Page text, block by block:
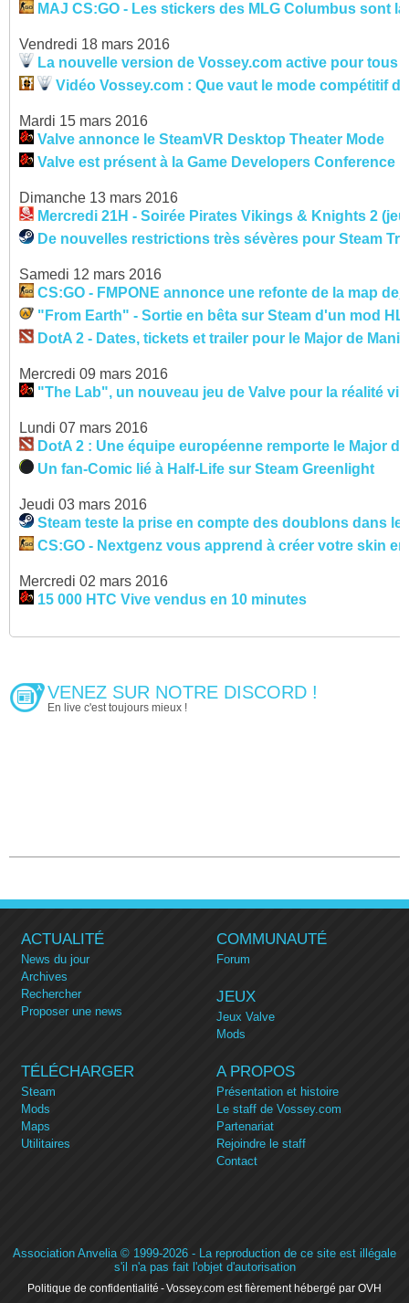
MAJ CS:GO - Les stickers des MLG Columbus sont là
Vendredi 18 mars 2016
La nouvelle version de Vossey.com active pour tous
Vidéo Vossey.com : Que vaut le mode compétitif
Mardi 15 mars 2016
Valve annonce le SteamVR Desktop Theater Mode
Valve est présent à la Game Developers Conference
Dimanche 13 mars 2016
Mercredi 21H - Soirée Pirates Vikings & Knights 2
De nouvelles restrictions très sévères pour Steam
Samedi 12 mars 2016
CS:GO - FMPONE annonce une refonte de la map
"From Earth" - Sortie en bêta sur Steam d'un mod
DotA 2 - Dates, tickets et trailer pour le Major de
Mercredi 09 mars 2016
"The Lab", un nouveau jeu de Valve pour la réalité
Lundi 07 mars 2016
DotA 2 : Une équipe européenne remporte le Major
Un fan-Comic lié à Half-Life sur Steam Greenlight
Jeudi 03 mars 2016
Steam teste la prise en compte des doublons dans
CS:GO - Nextgenz vous apprend à créer votre skin
Mercredi 02 mars 2016
15 000 HTC Vive vendus en 10 minutes
VENEZ SUR NOTRE DISCORD !
En live c'est toujours mieux !
ACTUALITÉ
News du jour
Archives
Rechercher
Proposer une news
COMMUNAUTÉ
Forum
JEUX
Jeux Valve
Mods
TÉLÉCHARGER
Steam
Mods
Maps
Utilitaires
A PROPOS
Présentation et histoire
Le staff de Vossey.com
Partenariat
Rejoindre le staff
Contact
Association Anvelia© 1999-2026 - La reproduction de ce site est illégale
s'il n'a pas fait l'objet d'autorisation
Politique de confidentialité Vossey.com est fièrement hébergé par OVH